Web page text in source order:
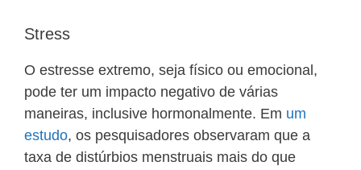
Stress
O estresse extremo, seja físico ou emocional,
pode ter um impacto negativo de várias
maneiras, inclusive hormonalmente. Em um
estudo, os pesquisadores observaram que a
taxa de distúrbios menstruais mais do que